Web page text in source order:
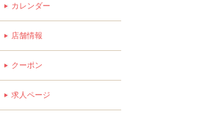
カレンダー
店舗情報
クーポン
求人ページ